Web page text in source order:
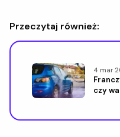
Przeczytaj również:
4 mar
czy